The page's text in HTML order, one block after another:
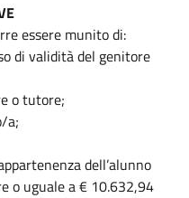
essere munito di:
di validità del genitore
o tutore;
a;
dell’alunno
o uguale a € 10.632,94